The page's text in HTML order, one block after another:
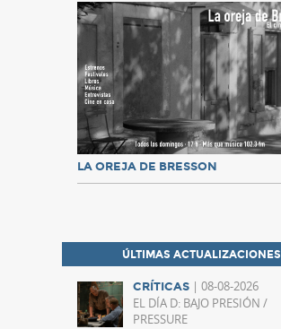
LA OREJA DE BRESSON
ÚLTIMAS ACTUALIZACIONES
CRÍTICAS | 08-08-2026
EL DÍA D: BAJO PRESIÓN /
PRESSURE